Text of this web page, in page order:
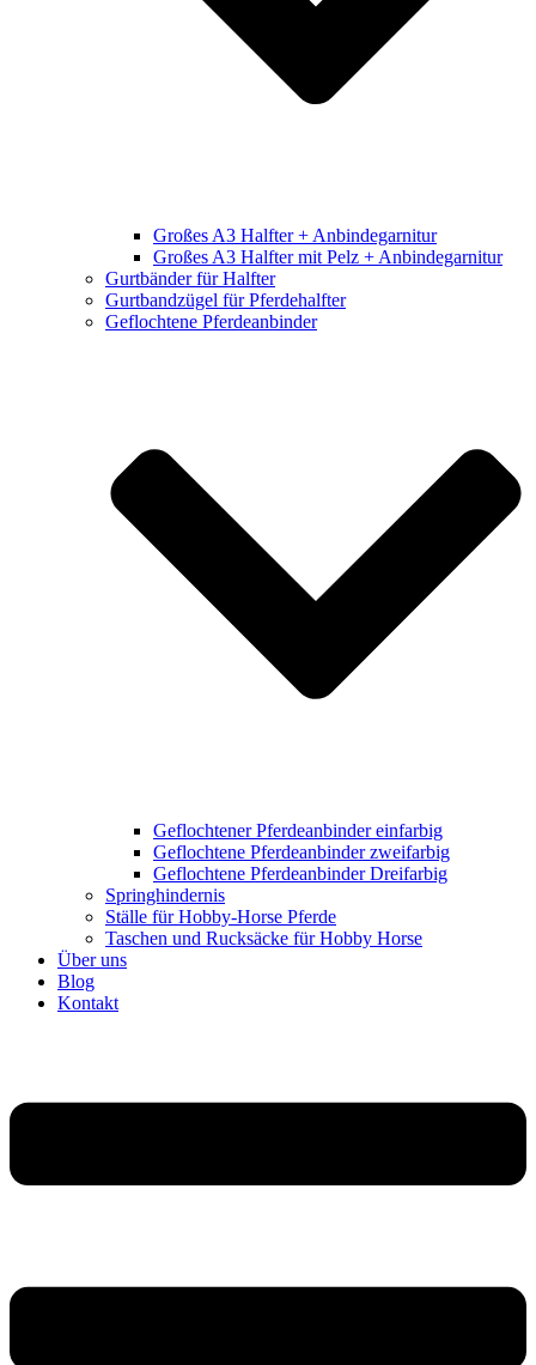
Großes A3 Halfter + Anbindegarnitur
Großes A3 Halfter mit Pelz + Anbindegarnitur
Gurtbänder für Halfter
Gurtbandzügel für Pferdehalfter
Geflochtene Pferdeanbinder
Geflochtener Pferdeanbinder einfarbig
Geflochtene Pferdeanbinder zweifarbig
Geflochtene Pferdeanbinder Dreifarbig
Springhindernis
Ställe für Hobby-Horse Pferde
Taschen und Rucksäcke für Hobby Horse
Über uns
Blog
Kontakt